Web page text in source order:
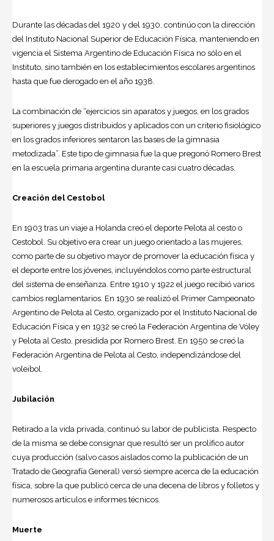
Durante las décadas del 1920 y del 1930, continúo con la dirección
del Instituto Nacional Superior de Educación Física, manteniendo en
vigencia el Sistema Argentino de Educación Física no sólo en el
Instituto, sino también en los establecimientos escolares argentinos
hasta que fue derogado en el año 1938.
La combinación de “ejercicios sin aparatos y juegos, en los grados
superiores y juegos distribuidos y aplicados con un criterio fisiológico
en los grados inferiores sentaron las bases de la gimnasia
metodizada”. Este tipo de gimnasia fue la que pregonó Romero Brest
en la escuela primaria argentina durante casi cuatro décadas.
Creación del Cestobol
En 1903 tras un viaje a Holanda creó el deporte Pelota al cesto o
Cestobol. Su objetivo era crear un juego orientado a las mujeres,
como parte de su objetivo mayor de promover la educación física y
el deporte entre los jóvenes, incluyéndolos como parte estructural
del sistema de enseñanza. Entre 1910 y 1922 el juego recibió varios
cambios reglamentarios. En 1930 se realizó el Primer Campeonato
Argentino de Pelota al Cesto, organizado por el Instituto Nacional de
Educación Física y en 1932 se creó la Federación Argentina de Vóley
y Pelota al Cesto, presidida por Romero Brest. En 1950 se creó la
Federación Argentina de Pelota al Cesto, independizándose del
voleibol.
Jubilación
Retirado a la vida privada, continuó su labor de publicista. Respecto
de la misma se debe consignar que resultó ser un prolífico autor
cuya producción (salvo casos aislados como la publicación de un
Tratado de Geografía General) versó siempre acerca de la educación
física, sobre la que publicó cerca de una decena de libros y folletos y
numerosos artículos e informes técnicos.
Muerte